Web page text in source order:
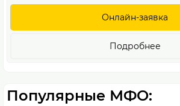
Онлайн-заявка
Подробнее
Популярные МФО: